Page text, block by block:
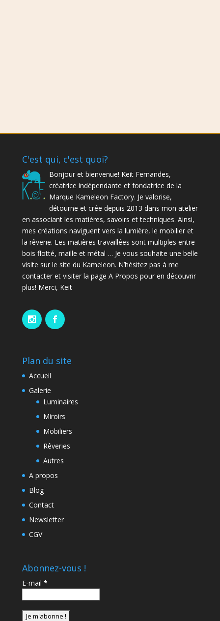
C'est qui, c'est quoi?
Bonjour et bienvenue! Keit Fernandes,
créatrice indépendante et fondatrice de la
Marque Kameleon Factory. Je valorise,
détourne et crée depuis 2013 dans mon atelier
en associant les matières, savoirs et techniques. Ainsi,
mes créations naviguent vers la lumière, le mobilier et
la rêverie. Les matières travaillées sont multiples entre
bois flotté, maille et métal … Je vous souhaite une belle
visite sur le site du Kameleon. N’hésitez pas à me
contacter et visiter la page A Propos pour en découvrir
plus! Merci, Keit
Plan du site
Accueil
Galerie
Luminaires
Miroirs
Mobiliers
Rêveries
Autres
A propos
Blog
Contact
Newsletter
CGV
Abonnez-vous !
E-mail *